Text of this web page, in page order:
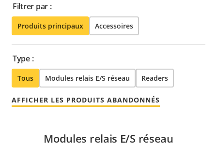
Filtrer par :
Produits principaux Accessoires
Type :
Tous Modules relais E/S réseau Readers
AFFICHER LES PRODUITS ABANDONNÉS
Modules relais E/S réseau